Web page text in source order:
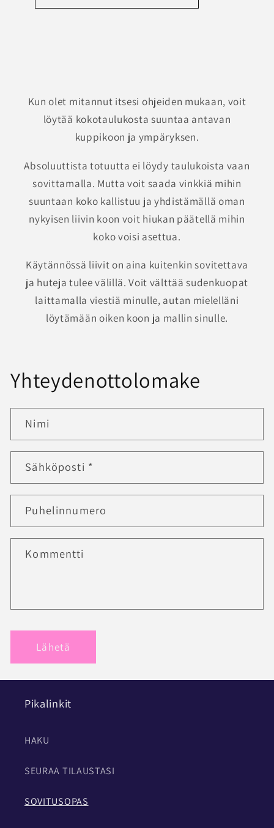
Kun olet mitannut itsesi ohjeiden mukaan, voit
löytää kokotaulukosta suuntaa antavan
kuppikoon ja ympäryksen.
Absoluuttista totuutta ei löydy taulukoista vaan
sovittamalla. Mutta voit saada vinkkiä mihin
suuntaan koko kallistuu ja yhdistämällä oman
nykyisen liivin koon voit hiukan päätellä mihin
koko voisi asettua.
Käytännössä liivit on aina kuitenkin sovitettava
ja huteja tulee välillä. Voit välttää sudenkuopat
laittamalla viestiä minulle, autan mielelläni
löytämään oiken koon ja mallin sinulle.
Yhteydenottolomake
Nimi
Sähköposti *
Puhelinnumero
Kommentti
Lähetä
Pikalinkit
HAKU
SEURAA TILAUSTASI
SOVITUSOPAS